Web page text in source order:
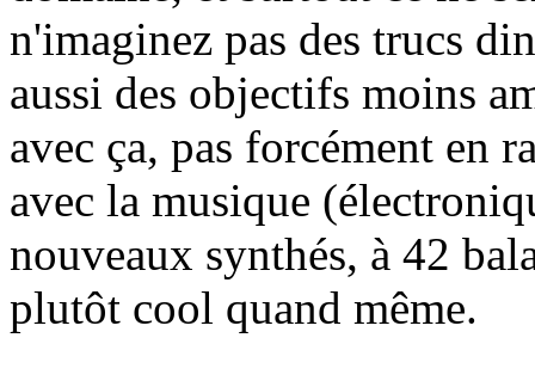
n'imaginez pas des trucs
aussi des objectifs moins
avec ça, pas forcément en
avec la musique
nouveaux synthés, à 42
plutôt cool quand même.